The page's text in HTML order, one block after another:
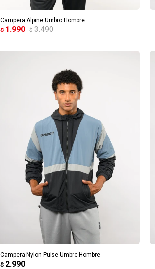
Campera Alpine Umbro Hombre
$ 1.990 $ 3.490
Campera Nylon Pulse Umbro Hombre
$ 2.990
AGREGAR AL CARRITO